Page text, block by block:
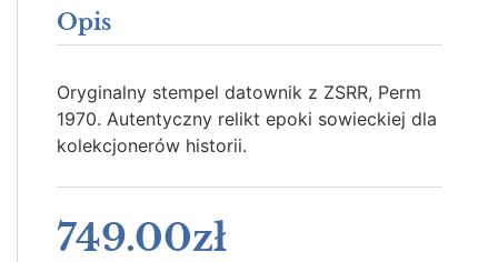
Opis
Oryginalny stempel datownik z ZSRR, Perm
1970. Autentyczny relikt epoki sowieckiej dla
kolekcjonerów historii.
749.00zł